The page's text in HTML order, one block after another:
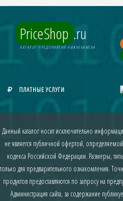
PriceShop .ru
КАТАЛОГ ПРЕДПРИЯТИЙ НИЖНЕКАМСКА
ПЛАТНЫЕ УСЛУГИ
Данный каталог носит исключительно
не является публичной офертой,
кодекса Российской Федерации. Размеры,
только для предварительного ознакомления.
продуктов предоставляются по запросу на
Администрация сайта, за содержание